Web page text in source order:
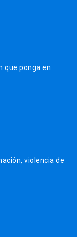
que ponga en
violencia de